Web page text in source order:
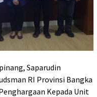
Saparudin
RI Provinsi Bangka
Kepada Unit